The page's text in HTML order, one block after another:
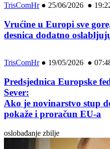
TrisComHr● 25/06/2026 ●
Vrućine u Europi sve
desnica dodatno
TrisComHr● 19/05/2026 ●
Predsjednica Europske
Sever:
Ako je novinarstvo stup
pokaže i proračun EU-a
oslobađanje zbilje